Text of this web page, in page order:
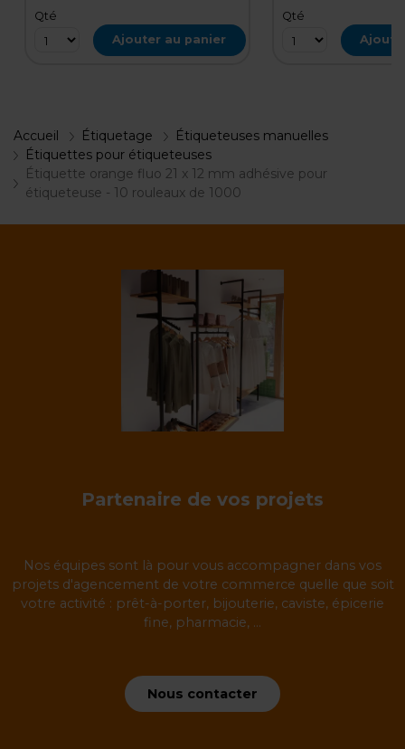
Qté
Ajouter au panier
Qté
Accueil Étiquetage
Étiqueteuses manuelles
Étiquettes pour étiqueteuses
Étiquette orange fluo 21 x 12 mm adhésive pour
étiqueteuse - 10 rouleaux de 1000
Partenaire de vos projets
Nos équipes sont là pour vous accompagner dans vos
projets d'agencement de votre commerce quelle que soit
votre activité : prêt-à-porter, bijouterie, caviste, épicerie
fine, pharmacie, ...
Nous contacter